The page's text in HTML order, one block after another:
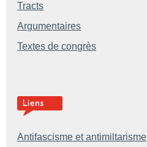
Tracts
Argumentaires
Textes de congrès
Antifascisme et antimiltarisme